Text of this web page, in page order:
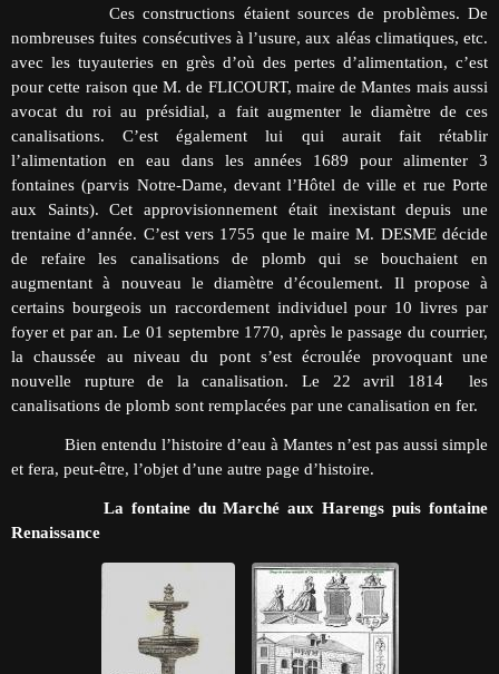
Ces constructions étaient sources de problèmes. De
nombreuses fuites consécutives à l’usure, aux aléas climatiques, etc.
avec les tuyauteries en grès d’où des pertes d’alimentation, c’est
pour cette raison que M. de FLICOURT, maire de Mantes mais aussi
avocat du roi au présidial, a fait augmenter le diamètre de ces
canalisations. C’est également lui qui aurait fait rétablir
l’alimentation en eau dans les années 1689 pour alimenter 3
fontaines (parvis Notre-Dame, devant l’Hôtel de ville et rue Porte
aux Saints). Cet approvisionnement était inexistant depuis une
trentaine d’année. C’est vers 1755 que le maire M. DESME décide
de refaire les canalisations de plomb qui se bouchaient en
augmentant à nouveau le diamètre d’écoulement. Il propose à
certains bourgeois un raccordement individuel pour 10 livres par
foyer et par an. Le 01 septembre 1770, après le passage du courrier,
la chaussée au niveau du pont s’est écroulée provoquant une
nouvelle rupture de la canalisation. Le 22 avril 1814 les
canalisations de plomb sont remplacées par une canalisation en fer.
Bien entendu l’histoire d’eau à Mantes n’est pas aussi simple
et fera, peut-être, l’objet d’une autre page d’histoire.
La fontaine du Marché aux Harengs puis fontaine
Renaissance